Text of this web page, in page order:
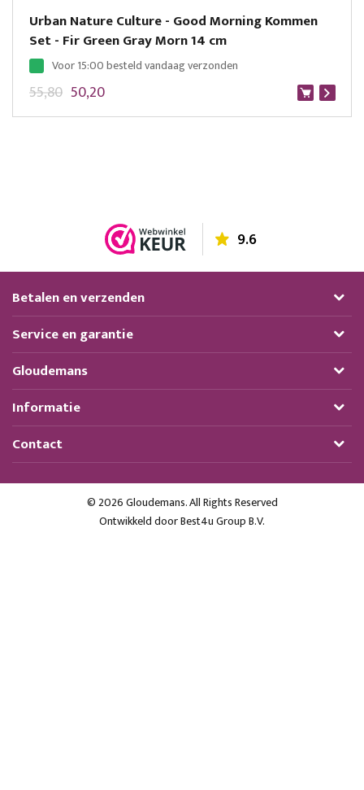
Urban Nature Culture - Good Morning Kommen
Set - Fir Green Gray Morn 14 cm
Voor 15:00 besteld vandaag verzonden
50,20
55,80
9.6
Betalen en verzenden
Service en garantie
Gloudemans
Informatie
Contact
© 2026 Gloudemans. All Rights Reserved
Ontwikkeld doorBest4u Group B.V.